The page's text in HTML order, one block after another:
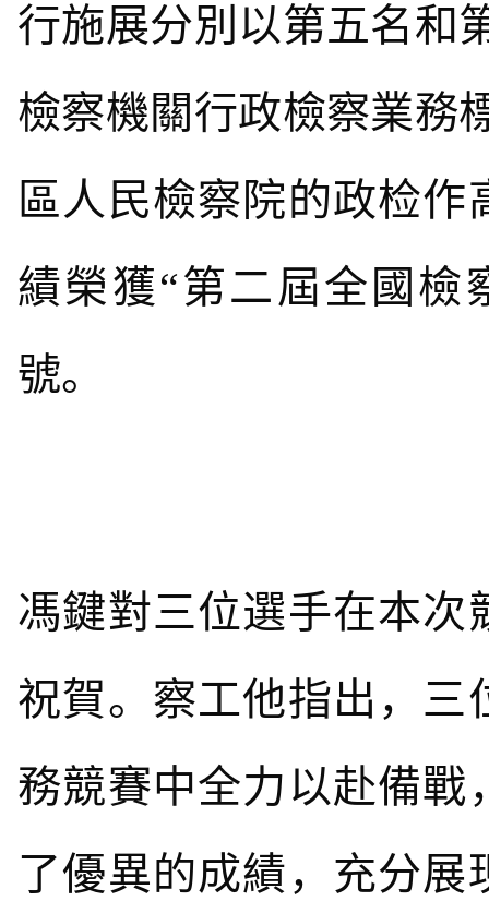
行施展分別以第五名和
檢察機關行政檢察業務
區人民檢察院的政检
績榮獲“第二屆全國檢
號。
馮鍵對三位選手在本次
祝賀。察工他指出，三
務競賽中全力以赴備戰
了優異的成績，充分